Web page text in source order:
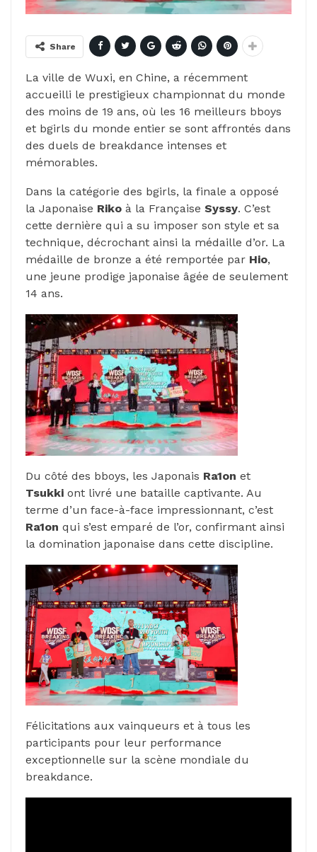
Share
La ville de Wuxi, en Chine, a récemment
accueilli le prestigieux championnat du monde
des moins de 19 ans, où les 16 meilleurs bboys
et bgirls du monde entier se sont affrontés dans
des duels de breakdance intenses et
mémorables.
Dans la catégorie des bgirls, la finale a opposé
la Japonaise Riko à la Française Syssy. C’est
cette dernière qui a su imposer son style et sa
technique, décrochant ainsi la médaille d’or. La
médaille de bronze a été remportée par Hio,
une jeune prodige japonaise âgée de seulement
14 ans.
Du côté des bboys, les Japonais Ra1on et
Tsukki ont livré une bataille captivante. Au
terme d’un face-à-face impressionnant, c’est
Ra1on qui s’est emparé de l’or, confirmant ainsi
la domination japonaise dans cette discipline.
Félicitations aux vainqueurs et à tous les
participants pour leur performance
exceptionnelle sur la scène mondiale du
breakdance.